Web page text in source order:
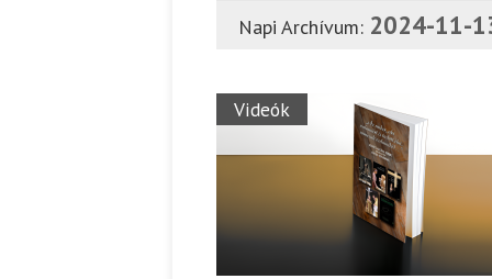
Napi Archívum: 2024-11-
Videók